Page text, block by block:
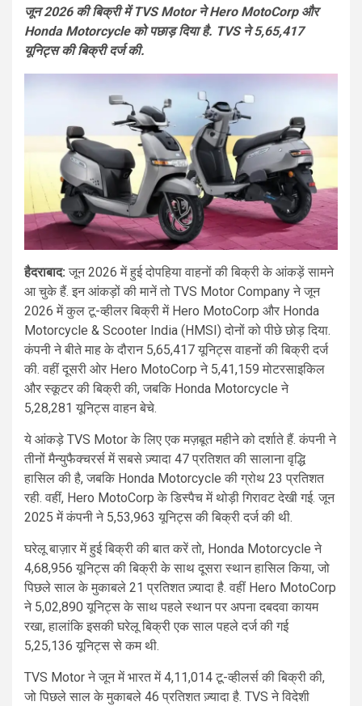
जून 2026 की बिक्री में TVS Motor ने Hero MotoCorp और
Honda Motorcycle को पछाड़ दिया है. TVS ने 5,65,417
यूनिट्स की बिक्री दर्ज की.
हैदराबाद: जून 2026 में हुई दोपहिया वाहनों की बिक्री के आंकड़ें सामने
आ चुके हैं. इन आंकड़ों की मानें तो TVS Motor Company ने जून
2026 में कुल टू-व्हीलर बिक्री में Hero MotoCorp और Honda
Motorcycle & Scooter India (HMSI) दोनों को पीछे छोड़ दिया.
कंपनी ने बीते माह के दौरान 5,65,417 यूनिट्स वाहनों की बिक्री दर्ज
की. वहीं दूसरी ओर Hero MotoCorp ने 5,41,159 मोटरसाइकिल
और स्कूटर की बिक्री की, जबकि Honda Motorcycle ने
5,28,281 यूनिट्स वाहन बेचे.
ये आंकड़े TVS Motor के लिए एक मज़बूत महीने को दर्शाते हैं. कंपनी ने
तीनों मैन्युफैक्चरर्स में सबसे ज़्यादा 47 प्रतिशत की सालाना वृद्धि
हासिल की है, जबकि Honda Motorcycle की ग्रोथ 23 प्रतिशत
रही. वहीं, Hero MotoCorp के डिस्पैच में थोड़ी गिरावट देखी गई. जून
2025 में कंपनी ने 5,53,963 यूनिट्स की बिक्री दर्ज की थी.
घरेलू बाज़ार में हुई बिक्री की बात करें तो, Honda Motorcycle ने
4,68,956 यूनिट्स की बिक्री के साथ दूसरा स्थान हासिल किया, जो
पिछले साल के मुकाबले 21 प्रतिशत ज़्यादा है. वहीं Hero MotoCorp
ने 5,02,890 यूनिट्स के साथ पहले स्थान पर अपना दबदवा कायम
रखा, हालांकि इसकी घरेलू बिक्री एक साल पहले दर्ज की गई
5,25,136 यूनिट्स से कम थी.
TVS Motor ने जून में भारत में 4,11,014 टू-व्हीलर्स की बिक्री की,
जो पिछले साल के मुकाबले 46 प्रतिशत ज़्यादा है. TVS ने विदेशी